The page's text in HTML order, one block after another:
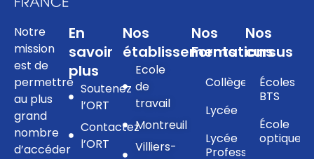
Notre
mission
est de
permettre
au plus
grand
nombre
d’accéder
En
savoir
plus
Soutenez
l’ORT
Contactez
l’ORT
Nos
établissements
Ecole
de
travail
Montreuil
Villiers-
Nos
Formations
Collège
Lycée
Lycée
Professionnel
Nos
cursus
Écoles
BTS
École
optique